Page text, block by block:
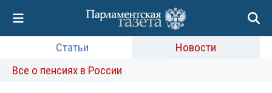
Статьи
Новости
Все о пенсиях в России